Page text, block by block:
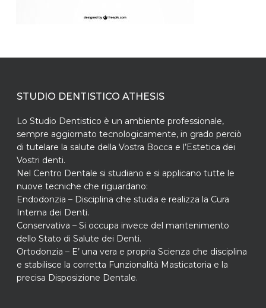
STUDIO DENTISTICO ATHESIS
Lo Studio Dentistico è un ambiente professionale,
sempre aggiornato tecnologicamente, in grado perciò
di tutelare la salute della Vostra Bocca e l’Estetica dei
Vostri denti.
Nel Centro Dentale si studiano e si applicano tutte le
nuove tecniche che riguardano:
Endodonzia – Disciplina che studia e realizza la Cura
Interna dei Denti.
Conservativa – Si occupa invece del mantenimento
dello Stato di Salute dei Denti.
Ortodonzia – E’ una vera e propria Scienza che disciplina
e stabilisce la corretta Funzionalità Masticatoria e la
precisa Disposizione Dentale.